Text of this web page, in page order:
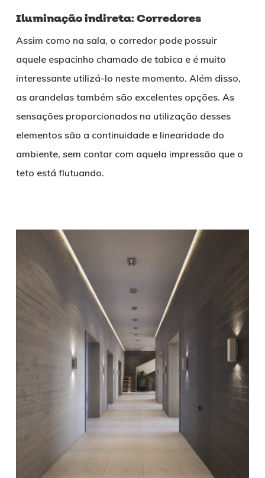
Iluminação indireta: Corredores
Assim como na sala, o corredor pode possuir
aquele espacinho chamado de tabica e é muito
interessante utilizá-lo neste momento. Além disso,
as arandelas também são excelentes opções. As
sensações proporcionados na utilização desses
elementos são a continuidade e linearidade do
ambiente, sem contar com aquela impressão que o
teto está flutuando.